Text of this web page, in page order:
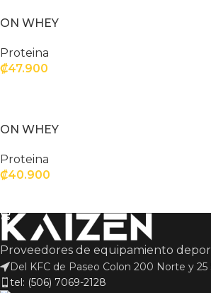
ON WHEY
Proteina
₡47.900
ON WHEY
Proteina
₡40.900
Proveedores de equipamiento
Del KFC de Paseo Colon 200 Norte y 25
tel: (506) 7069-2128